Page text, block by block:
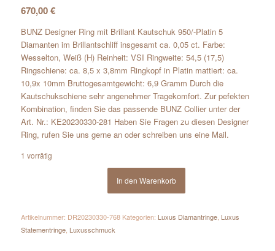
670,00€
BUNZ Designer Ring mit Brillant Kautschuk 950/-Platin 5
Diamanten im Brillantschliff insgesamt ca. 0,05 ct. Farbe:
Wesselton, Weiß (H) Reinheit: VSI Ringweite: 54,5 (17,5)
Ringschiene: ca. 8,5 x 3,8mm Ringkopf in Platin mattiert: ca.
10,9x 10mm Bruttogesamtgewicht: 6,9 Gramm Durch die
Kautschukschiene sehr angenehmer Tragekomfort. Zur pefekten
Kombination, finden Sie das passende BUNZ Collier unter der
Art. Nr.: KE20230330-281 Haben Sie Fragen zu diesen Designer
Ring, rufen Sie uns gerne an oder schreiben uns eine Mail.
1 vorrätig
In den Warenkorb
Artikelnummer: DR20230330-768 Kategorien: Luxus Diamantringe, Luxus
Statementringe, Luxusschmuck